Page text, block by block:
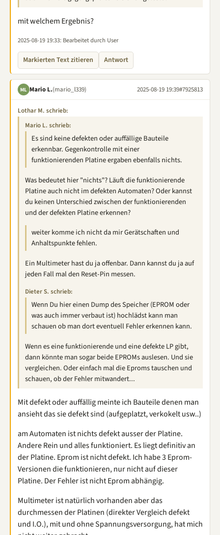
mit welchem Ergebnis?
2025-08-19 19:33: Bearbeitet durch User
Markierten Text zitieren Antwort
ML Mario L.(mario_l339) 2025-08-19 19:39#7925813
Lothar M. schrieb:
Mario L. schrieb:
Es sind keine defekten oder auffällige Bauteile
erkennbar. Gegenkontrolle mit einer
funktionierenden Platine ergaben ebenfalls nichts.
Was bedeutet hier "nichts"? Läuft die funktionierende
Platine auch nicht im defekten Automaten? Oder kannst
du keinen Unterschied zwischen der funktionierenden
und der defekten Platine erkennen?
weiter komme ich nicht da mir Gerätschaften und
Anhaltspunkte fehlen.
Ein Multimeter hast du ja offenbar. Dann kannst du ja auf
jeden Fall mal den Reset-Pin messen.
Dieter S. schrieb:
Wenn Du hier einen Dump des Speicher (EPROM oder
was auch immer verbaut ist) hochlädst kann man
schauen ob man dort eventuell Fehler erkennen kann.
Wenn es eine funktionierende und eine defekte LP gibt,
dann könnte man sogar beide EPROMs auslesen. Und sie
vergleichen. Oder einfach mal die Eproms tauschen und
schauen, ob der Fehler mitwandert...
Mit defekt oder auffällig meinte ich Bauteile denen man
ansieht das sie defekt sind (aufgeplatzt, verkokelt usw..)
am Automaten ist nichts defekt ausser der Platine.
Andere Rein und alles funktioniert. Es liegt definitiv an
der Platine. Eprom ist nicht defekt. Ich habe 3 Eprom-
Versionen die funktionieren, nur nicht auf dieser
Platine. Der Fehler ist nicht Eprom abhängig.
Multimeter ist natürlich vorhanden aber das
durchmessen der Platinen (direkter Vergleich defekt
und I.O.), mit und ohne Spannungsversorgung, hat mich